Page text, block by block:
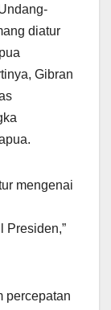
diatur
Gibran
mengenai
Presiden,”
percepatan